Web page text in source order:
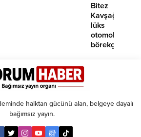
Bitez
Kavşağı’nda
lüks
otomobil
börekçiye
halktan gücünü alan, belgeye dayalı
bağımsız yayın.